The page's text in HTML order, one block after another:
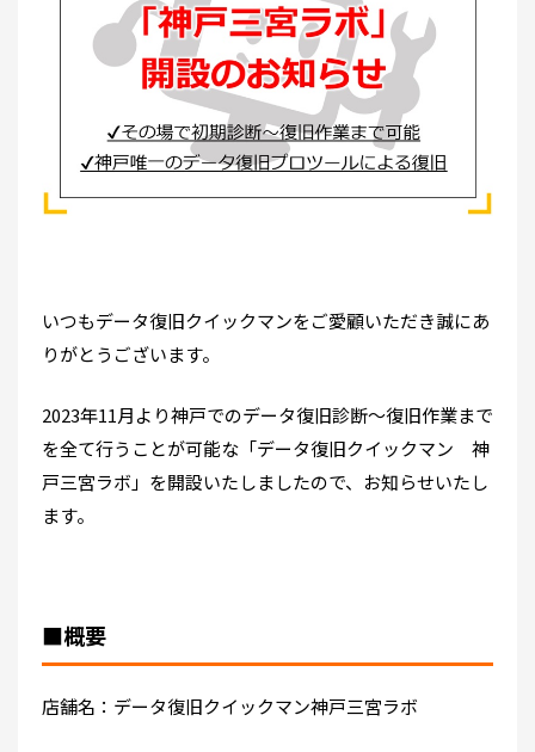
いつもデータ復旧クイックマンをご愛顧いただき誠にあ
りがとうございます。
2023年11月より神戸でのデータ復旧診断～復旧作業まで
を全て行うことが可能な「データ復旧クイックマン 神
戸三宮ラボ」を開設いたしましたので、お知らせいたし
ます。
■概要
店舗名：データ復旧クイックマン神戸三宮ラボ